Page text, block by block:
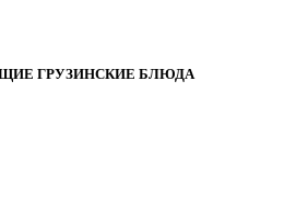
ГРУЗИНСКИЕ БЛЮДА